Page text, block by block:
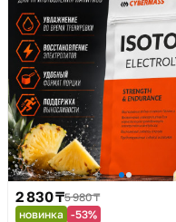
2 830 ₸5 980 ₸
новинка -53%